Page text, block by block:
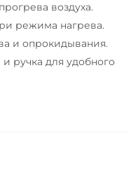
воздуха.
режима нагрева.
и опрокидывания.
ручка для удобного